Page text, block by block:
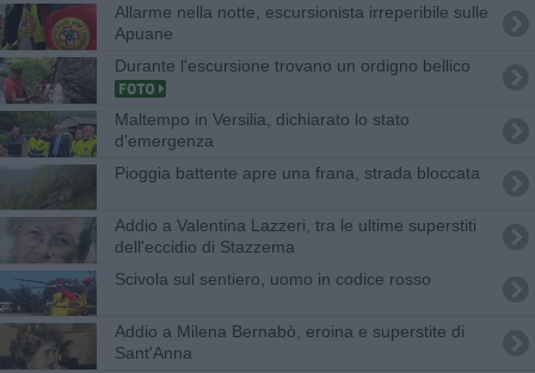
Allarme nella notte, escursionista irreperibile sulle
Apuane
Durante l'escursione trovano un ordigno bellico
Maltempo in Versilia, dichiarato lo stato
d'emergenza
Pioggia battente apre una frana, strada bloccata
Addio a Valentina Lazzeri, tra le ultime superstiti
dell'eccidio di Stazzema
Scivola sul sentiero, uomo in codice rosso
Addio a Milena Bernabò, eroina e superstite di
Sant'Anna